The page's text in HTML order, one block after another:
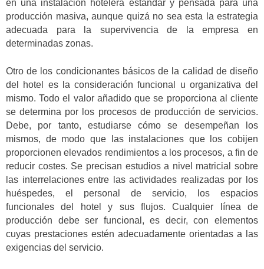
en una instalación hotelera estándar y pensada para una
producción masiva, aunque quizá no sea esta la estrategia
adecuada para la supervivencia de la empresa en
determinadas zonas.
Otro de los condicionantes básicos de la calidad de diseño
del hotel es la consideración funcional u organizativa del
mismo. Todo el valor añadido que se proporciona al cliente
se determina por los procesos de producción de servicios.
Debe, por tanto, estudiarse cómo se desempeñan los
mismos, de modo que las instalaciones que los cobijen
proporcionen elevados rendimientos a los procesos, a fin de
reducir costes. Se precisan estudios a nivel matricial sobre
las interrelaciones entre las actividades realizadas por los
huéspedes, el personal de servicio, los espacios
funcionales del hotel y sus flujos. Cualquier línea de
producción debe ser funcional, es decir, con elementos
cuyas prestaciones estén adecuadamente orientadas a las
exigencias del servicio.